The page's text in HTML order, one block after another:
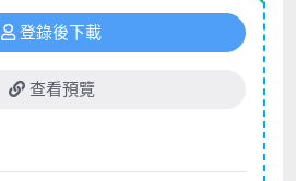
登錄後下載
查看預覽